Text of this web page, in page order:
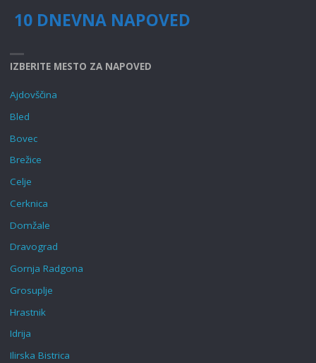
10 DNEVNA NAPOVED
IZBERITE MESTO ZA NAPOVED
Ajdovščina
Bled
Bovec
Brežice
Celje
Cerknica
Domžale
Dravograd
Gornja Radgona
Grosuplje
Hrastnik
Idrija
Ilirska Bistrica